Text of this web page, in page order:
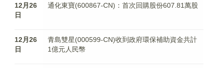
12月26
日
通化東寶(600867-CN)：首次回購股份607.81萬股
12月26
日
青島雙星(000599-CN)收到政府環保補助資金共計
1億元人民幣